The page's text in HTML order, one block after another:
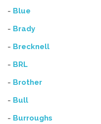
- Blue
- Brady
- Brecknell
- BRL
- Brother
- Bull
- Burroughs